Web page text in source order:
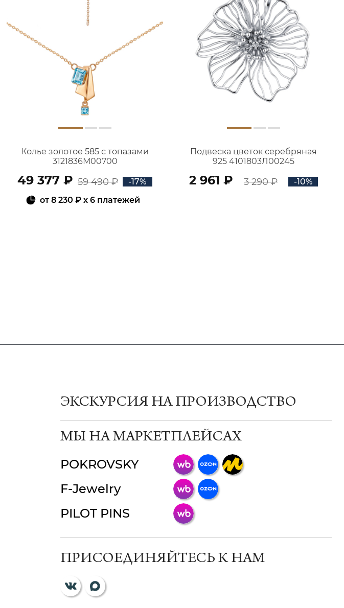
Колье золотое 585 с топазами
3121836М00700
49 377 ₽ 59 490 ₽
-17%
от8 230 ₽x 6 платежей
Подвеска цветок серебряная
925 4101803Л00245
2 961 ₽ 3 290 ₽ -10%
ЭКСКУРСИЯ НА ПРОИЗВОДСТВО
МЫ НА МАРКЕТПЛЕЙСАХ
POKROVSKY
F-Jewelry
PILOT PINS
ПРИСОЕДИНЯЙТЕСЬ К НАМ
ChatApp
мессенджер!